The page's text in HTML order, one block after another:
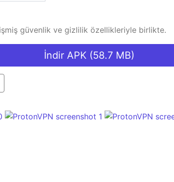
güvenlik ve gizlilik özellikleriyle birlikte.
İndir APK (58.7 MB)